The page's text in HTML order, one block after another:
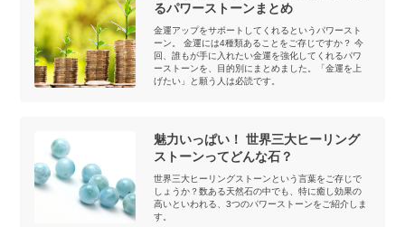
るパワーストーンまとめ
金運アップをサポートしてくれるというパワースト
ーン。 金運には4種類あることをご存じですか？ 今
回、誰もが手に入れたい金運を強化してくれるパワ
ーストーンを、目的別にまとめました。「金運を上
げたい」と願う人は必読です。
魅力いっぱい！ 世界三大ヒーリング
ストーンってどんな石？
世界三大ヒーリングストーンという言葉をご存じで
しょうか？数ある天然石の中でも、特に癒し効果の
高いといわれる、3つのパワーストーンをご紹介しま
す。